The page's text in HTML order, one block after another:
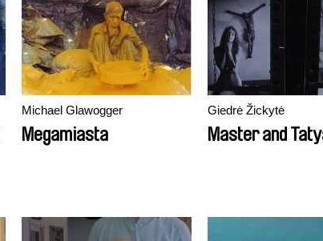
Michael Glawogger
Megamiasta
Giedrė Žickytė
Master and